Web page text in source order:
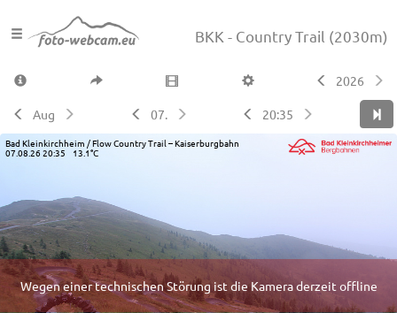
BKK - Country Trail (2030m)
2026
Aug 07. 20:35
Bad Kleinkirchheim / Flow Country Trail – Kaiserburgbahn
07.08.26 20:35 13.1°C
Wegen einer technischen Störung ist die Kamera derzeit offline